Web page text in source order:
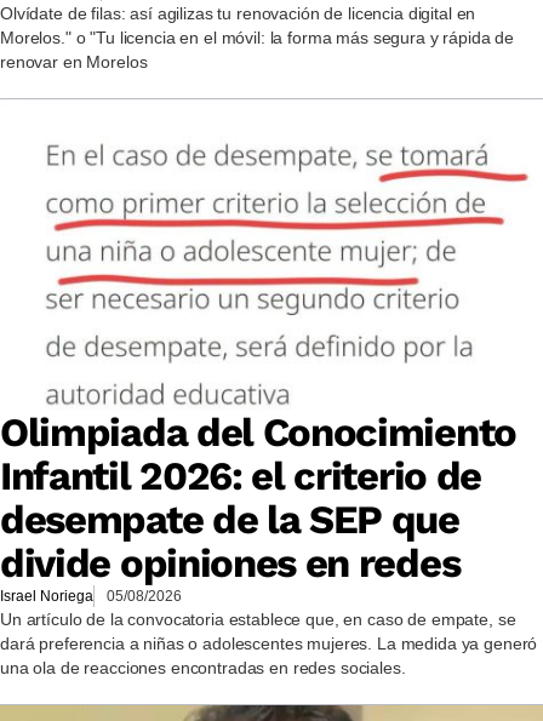
Olvídate de filas: así agilizas tu renovación de licencia digital en
Morelos." o "Tu licencia en el móvil: la forma más segura y rápida de
renovar en Morelos
Olimpiada del Conocimiento
Infantil 2026: el criterio de
desempate de la SEP que
divide opiniones en redes
Israel Noriega 05/08/2026
Un artículo de la convocatoria establece que, en caso de empate, se
dará preferencia a niñas o adolescentes mujeres. La medida ya generó
una ola de reacciones encontradas en redes sociales.